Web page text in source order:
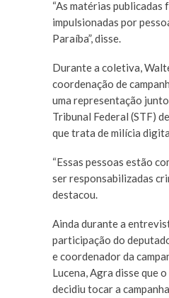
“As matérias publicadas
impulsionadas por
Paraíba”, disse.
Durante a coletiva,
coordenação de
uma representação
Tribunal Federal (STF)
que trata de milícia
“Essas pessoas estão
ser responsabilizadas
destacou.
Ainda durante a
participação do
e coordenador da
Lucena, Agra disse que
decidiu tocar a